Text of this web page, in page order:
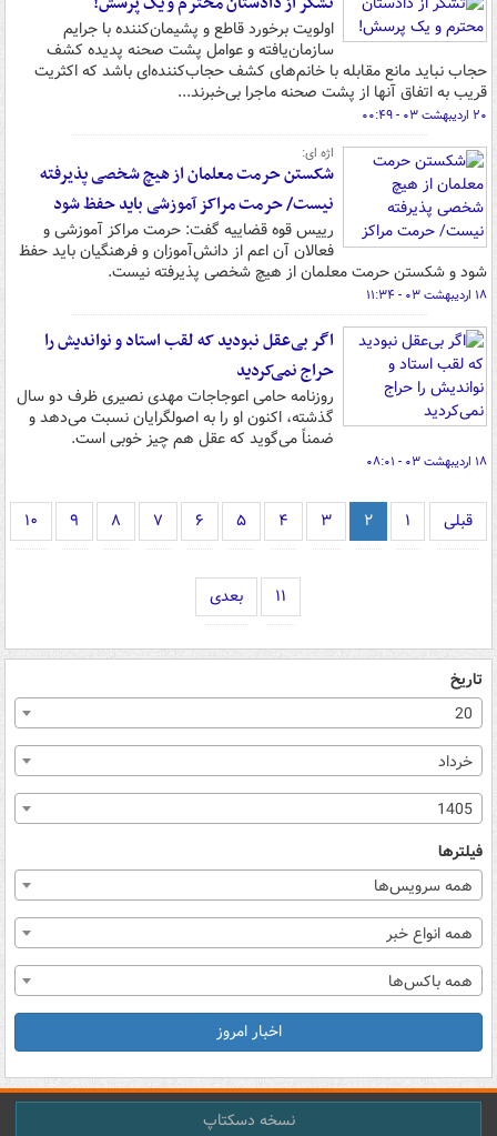
اولویت برخورد قاطع و پشیمان‌کننده با جرایم
سازمان‌یافته و عوامل پشت صحنه پدیده کشف
حجاب نباید مانع مقابله با خانم‌های کشف حجاب‌کننده‌ای باشد که اکثریت
قریب به اتفاق آنها از پشت صحنه ماجرا بی‌خبرند...
۲۰ اردیبهشت ۰۳ - ۰۰:۴۹
اژه ای:
شکستن حرمت معلمان از هیچ شخصی پذیرفته
نیست/ حرمت مراکز آموزشی باید حفظ شود
رییس قوه قضاییه گفت: حرمت مراکز آموزشی و
فعالان آن اعم از دانش‌آموزان و فرهنگیان باید حفظ
شود و شکستن حرمت معلمان از هیچ شخصی پذیرفته نیست.
۱۸ اردیبهشت ۰۳ - ۱۱:۳۴
اگر بی‌عقل نبودید که لقب استاد و نواندیش را
حراج نمی‌کردید
روزنامه حامی اعوجاجات مهدی نصیری ظرف دو سال
گذشته، اکنون او را به اصولگرایان نسبت می‌دهد و
ضمناً می‌گوید که عقل هم چیز خوبی است.
۱۸ اردیبهشت ۰۳ - ۰۸:۰۱
قبلی ۱ ۲ ۳ ۴ ۵ ۶ ۷ ۸ ۹ ۱۰
۱۱ بعدی
تاریخ
20
خرداد
1405
فیلترها
همه سرویس‌ها
همه انواع خبر
همه باکس‌ها
اخبار امروز
نسخه دسکتاپ